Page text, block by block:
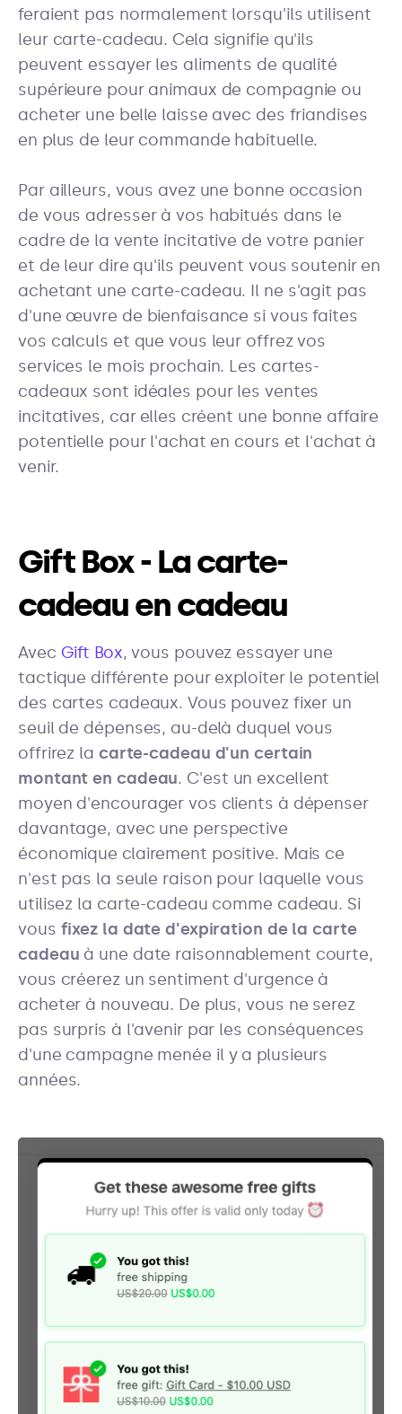
feraient pas normalement lorsqu'ils utilisent
leur carte-cadeau. Cela signifie qu'ils
peuvent essayer les aliments de qualité
supérieure pour animaux de compagnie ou
acheter une belle laisse avec des friandises
en plus de leur commande habituelle.
Par ailleurs, vous avez une bonne occasion
de vous adresser à vos habitués dans le
cadre de la vente incitative de votre panier
et de leur dire qu'ils peuvent vous soutenir en
achetant une carte-cadeau. Il ne s'agit pas
d'une œuvre de bienfaisance si vous faites
vos calculs et que vous leur offrez vos
services le mois prochain. Les cartes-
cadeaux sont idéales pour les ventes
incitatives, car elles créent une bonne affaire
potentielle pour l'achat en cours et l'achat à
venir.
Gift Box - La carte-
cadeau en cadeau
Avec Gift Box, vous pouvez essayer une
tactique différente pour exploiter le potentiel
des cartes cadeaux. Vous pouvez fixer un
seuil de dépenses, au-delà duquel vous
offrirez la carte-cadeau d'un certain
montant en cadeau. C'est un excellent
moyen d'encourager vos clients à dépenser
davantage, avec une perspective
économique clairement positive. Mais ce
n'est pas la seule raison pour laquelle vous
utilisez la carte-cadeau comme cadeau. Si
vous fixez la date d'expiration de la carte
cadeau à une date raisonnablement courte,
vous créerez un sentiment d'urgence à
acheter à nouveau. De plus, vous ne serez
pas surpris à l'avenir par les conséquences
d'une campagne menée il y a plusieurs
années.